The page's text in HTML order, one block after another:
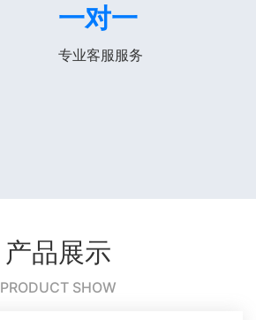
一对一
专业客服服务
产品展示
PRODUCT SHOW